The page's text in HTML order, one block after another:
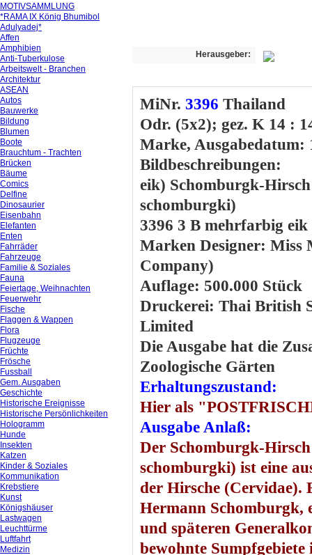
Herausgeber:
MiNr. 3396 Thailand
Odr. (5x2); gez. K 14 :
Marke, Ausgabedatum:
Bildbeschreibungen:
eik) Schomburgk-
schomburgki)
3396 3 B mehrfarbig eik
Marken Designer: Miss
Company)
Auflage: 500.000 Stück
Druckerei: Thai British
Limited
Die Ausgabe hat die
Zoologische Gärten
Erhaltungszustand:
Hier als
Ausgabe Anlaß:
Der Schomburgk-
schomburgki) ist eine
der Hirsche (Cervidae).
Hermann Schomburgk,
und späteren
bewohnte
MOTIVSAMMLUNG
*RAMA IX König Bhumibol
Adulyadej*
Affen
Amphibien
Anti-Tuberkulose
Arbeitswelt - Branchen
Architektur
ASEAN
Autos
Bauwerke
Bildung
Blumen
Boote
Brauchtum - Trachten
Brücken
Bäume
Comics
Delfine
Dinosaurier
Eisenbahn
Elefanten
Enten
Fahrräder
Fahrzeuge
Familie & Soziales
Fauna
Feiertage, Weihnachten
Feuerwehr
Fische
Flaggen & Wappen
Flora
Flugzeuge
Früchte
Frösche
Fussball
Gem. Ausgaben
Geschichte
Historische Ereignisse
Historische Persönlichkeiten
Hologramm
Hunde
Insekten
Katzen
Kinder & Soziales
Kommunikation
Krebstiere
Kunst
Königshäuser
Lastwagen
Leuchttürme
Luftfahrt
Medizin